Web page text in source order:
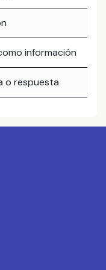
información
o respuesta